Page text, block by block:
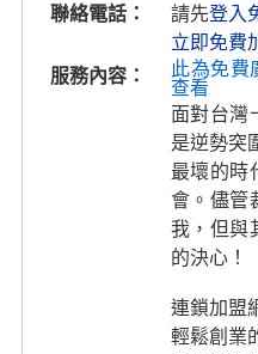
聯絡電話：
請先登入
立即免費
服務內容：
此為免費
查看
面對台灣
是逆勢突
最壞的時
會。儘管
我，但與
的決心！
連鎖加盟
輕鬆創業